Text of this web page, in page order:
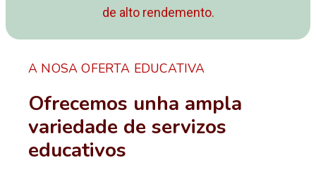
de alto rendemento.
A NOSA OFERTA EDUCATIVA
Ofrecemos unha ampla
variedade de servizos
educativos